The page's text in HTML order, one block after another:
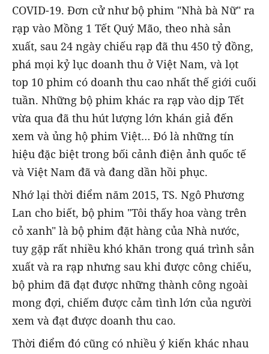
COVID-19. Đơn cử như bộ phim "Nhà bà Nữ" ra
rạp vào Mồng 1 Tết Quý Mão, theo nhà sản
xuất, sau 24 ngày chiếu rạp đã thu 450 tỷ đồng,
phá mọi kỷ lục doanh thu ở Việt Nam, và lọt
top 10 phim có doanh thu cao nhất thế giới cuối
tuần. Những bộ phim khác ra rạp vào dịp Tết
vừa qua đã thu hút lượng lớn khán giả đến
xem và ủng hộ phim Việt… Đó là những tín
hiệu đặc biệt trong bối cảnh điện ảnh quốc tế
và Việt Nam đã và đang dần hồi phục.
Nhớ lại thời điểm năm 2015, TS. Ngô Phương
Lan cho biết, bộ phim "Tôi thấy hoa vàng trên
cỏ xanh" là bộ phim đặt hàng của Nhà nước,
tuy gặp rất nhiều khó khăn trong quá trình sản
xuất và ra rạp nhưng sau khi được công chiếu,
bộ phim đã đạt được những thành công ngoài
mong đợi, chiếm được cảm tình lớn của người
xem và đạt được doanh thu cao.
Thời điểm đó cũng có nhiều ý kiến khác nhau